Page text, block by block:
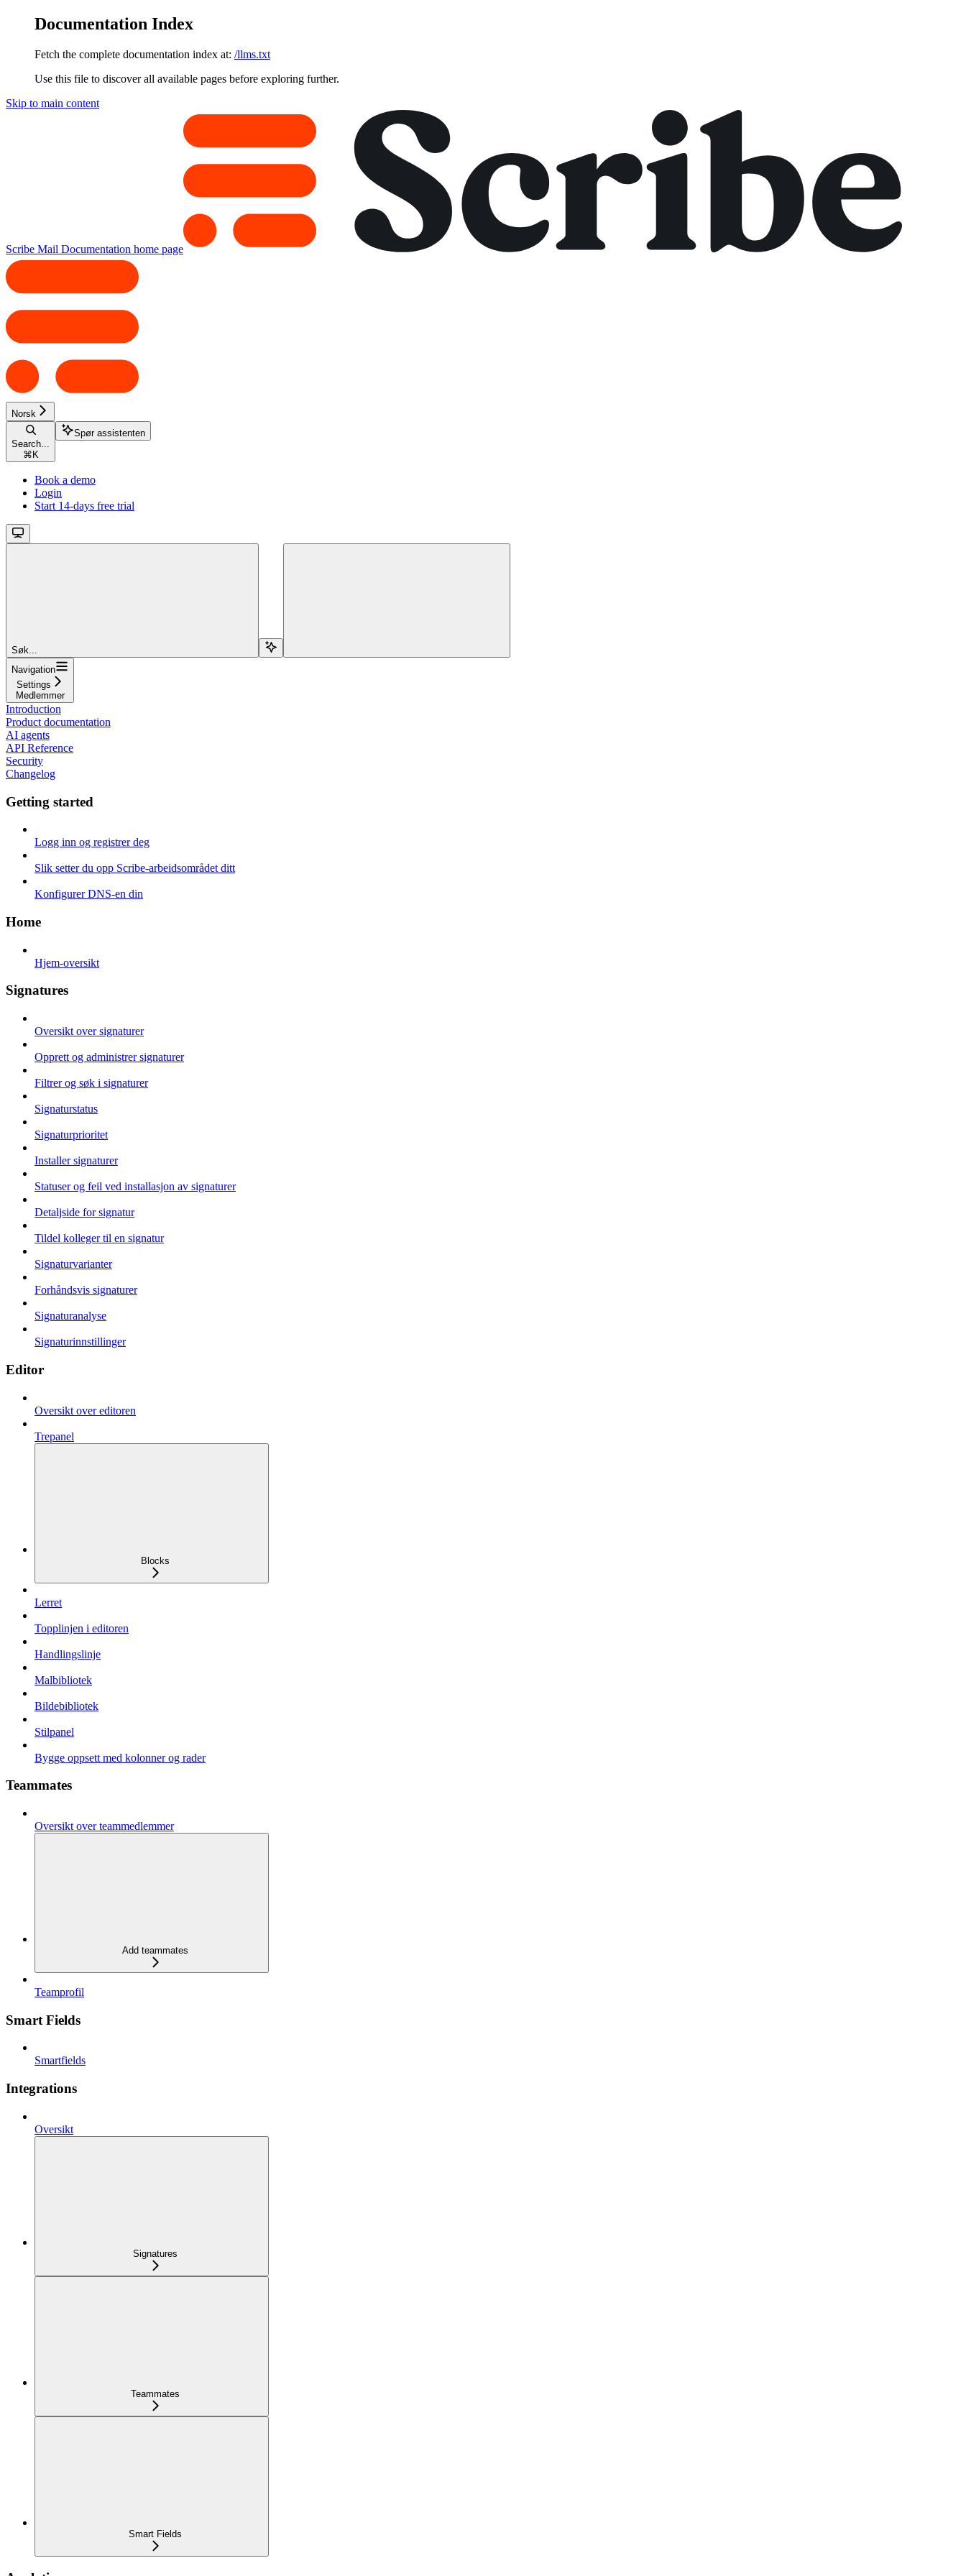
Documentation Index
Fetch the complete documentation index at: /llms.txt
Use this file to discover all available pages before exploring further.
Skip to main content
Scribe Mail Documentation home page
Norsk
Search...
⌘ K
Spør assistenten
Book a demo
Login
Start 14-days free trial
Søk...
Navigation
Settings
Medlemmer
Introduction
Product documentation
AI agents
API Reference
Security
Changelog
Getting started
Logg inn og registrer deg
Slik setter du opp Scribe-arbeidsområdet ditt
Konfigurer DNS-en din
Home
Hjem-oversikt
Signatures
Oversikt over signaturer
Opprett og administrer signaturer
Filtrer og søk i signaturer
Signaturstatus
Signaturprioritet
Installer signaturer
Statuser og feil ved installasjon av signaturer
Detaljside for signatur
Tildel kolleger til en signatur
Signaturvarianter
Forhåndsvis signaturer
Signaturanalyse
Signaturinnstillinger
Editor
Oversikt over editoren
Trepanel
Blocks
Lerret
Topplinjen i editoren
Handlingslinje
Malbibliotek
Bildebibliotek
Stilpanel
Bygge oppsett med kolonner og rader
Teammates
Oversikt over teammedlemmer
Add teammates
Teamprofil
Smart Fields
Smartfields
Integrations
Oversikt
Signatures
Teammates
Smart Fields